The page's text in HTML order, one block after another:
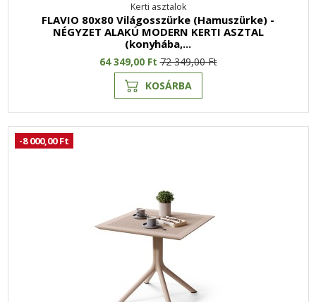
Kerti asztalok
FLAVIO 80x80 Világosszürke (Hamuszürke) -
NÉGYZET ALAKÚ MODERN KERTI ASZTAL
(konyhába,...
64 349,00 Ft72 349,00 Ft
KOSÁRBA
-8 000,00 Ft